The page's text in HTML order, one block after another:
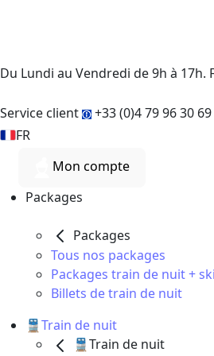
Du Lundi au Vendredi de 9h à 17h.
Service client
+33 (0)4 79 96 30 69
FR
Mon compte
Packages
Packages
Tous nos packages
Packages train de nuit + ski
Billets de train de nuit
🚆Train de nuit
🚆Train de nuit